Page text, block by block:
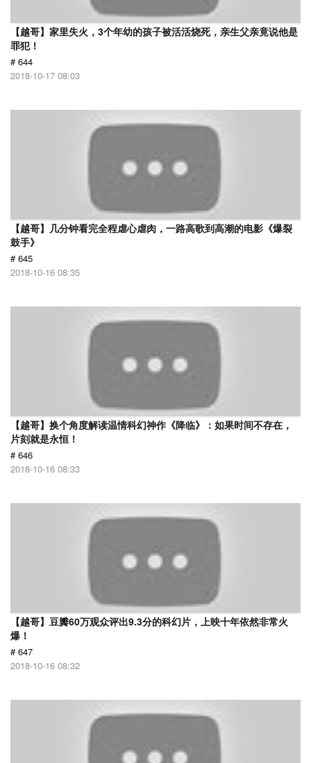
【越哥】家里失火，3个年幼的孩子被活活烧死，亲生父亲竟说他是
罪犯！
# 644
2018-10-17 08:03
【越哥】几分钟看完全程虐心虐肉，一路高歌到高潮的电影《爆裂
鼓手》
# 645
2018-10-16 08:35
【越哥】换个角度解读温情科幻神作《降临》：如果时间不存在，
片刻就是永恒！
# 646
2018-10-16 08:33
【越哥】豆瓣60万观众评出9.3分的科幻片，上映十年依然非常火
爆！
# 647
2018-10-16 08:32